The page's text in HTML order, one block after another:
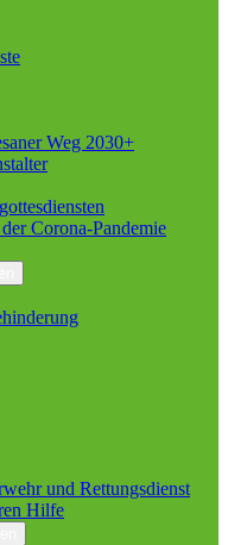
Weg 2030+
Corona-Pandemie
und Rettungsdienst
Hilfe